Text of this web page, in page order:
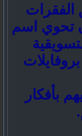
الفقرات
تحوي اسم
بأفكار